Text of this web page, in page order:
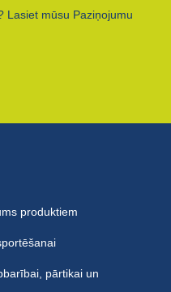
Lasiet mūsu Paziņojumu
produktiem
pārtikai un